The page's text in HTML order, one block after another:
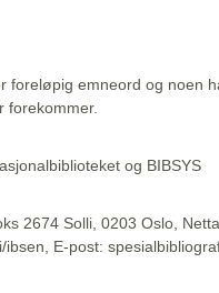
foreløpig emneord og noen
forekommer.
og BIBSYS
2674 Solli, 0203 Oslo,
E-post: